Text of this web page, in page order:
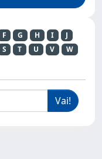
F G H I
J
S T U V
W